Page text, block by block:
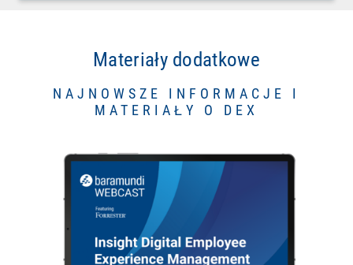
Materiały dodatkowe
NAJNOWSZE INFORMACJE I
MATERIAŁY O DEX